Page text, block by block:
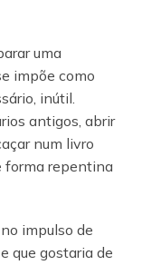
uma
impõe como
inútil.
antigos, abrir
num livro
forma repentina
impulso de
que gostaria de